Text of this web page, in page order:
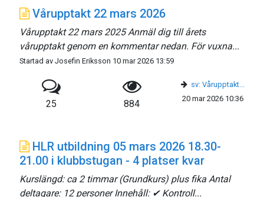
Vårupptakt 22 mars 2026
Vårupptakt 22 mars 2025 Anmäl dig till årets
vårupptakt genom en kommentar nedan. För vuxna...
Startad av Josefin Eriksson 10 mar 2026 13:59
25 884
sv: Vårupptakt...
20 mar 2026 10:36
HLR utbildning 05 mars 2026 18.30-
21.00 i klubbstugan - 4 platser kvar
Kurslängd: ca 2 timmar (Grundkurs) plus fika Antal
deltagare: 12 personer Innehåll: ✔ Kontroll...